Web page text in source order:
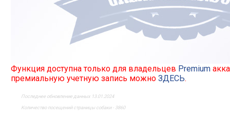
Функция доступна только для владельцев Premium
премиальную учетную запись можно ЗДЕСЬ.
Последнее обновление данных 13.01.2024
Количество посещений страницы собаки - 3860